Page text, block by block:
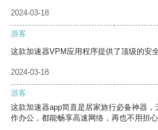
2024-03-18
游客
这款加速器VPM应用程序提供了顶级的安
2024-03-18
游客
这款加速器app简直是居家旅行必备神器
作办公，都能畅享高速网络，再也不用担心